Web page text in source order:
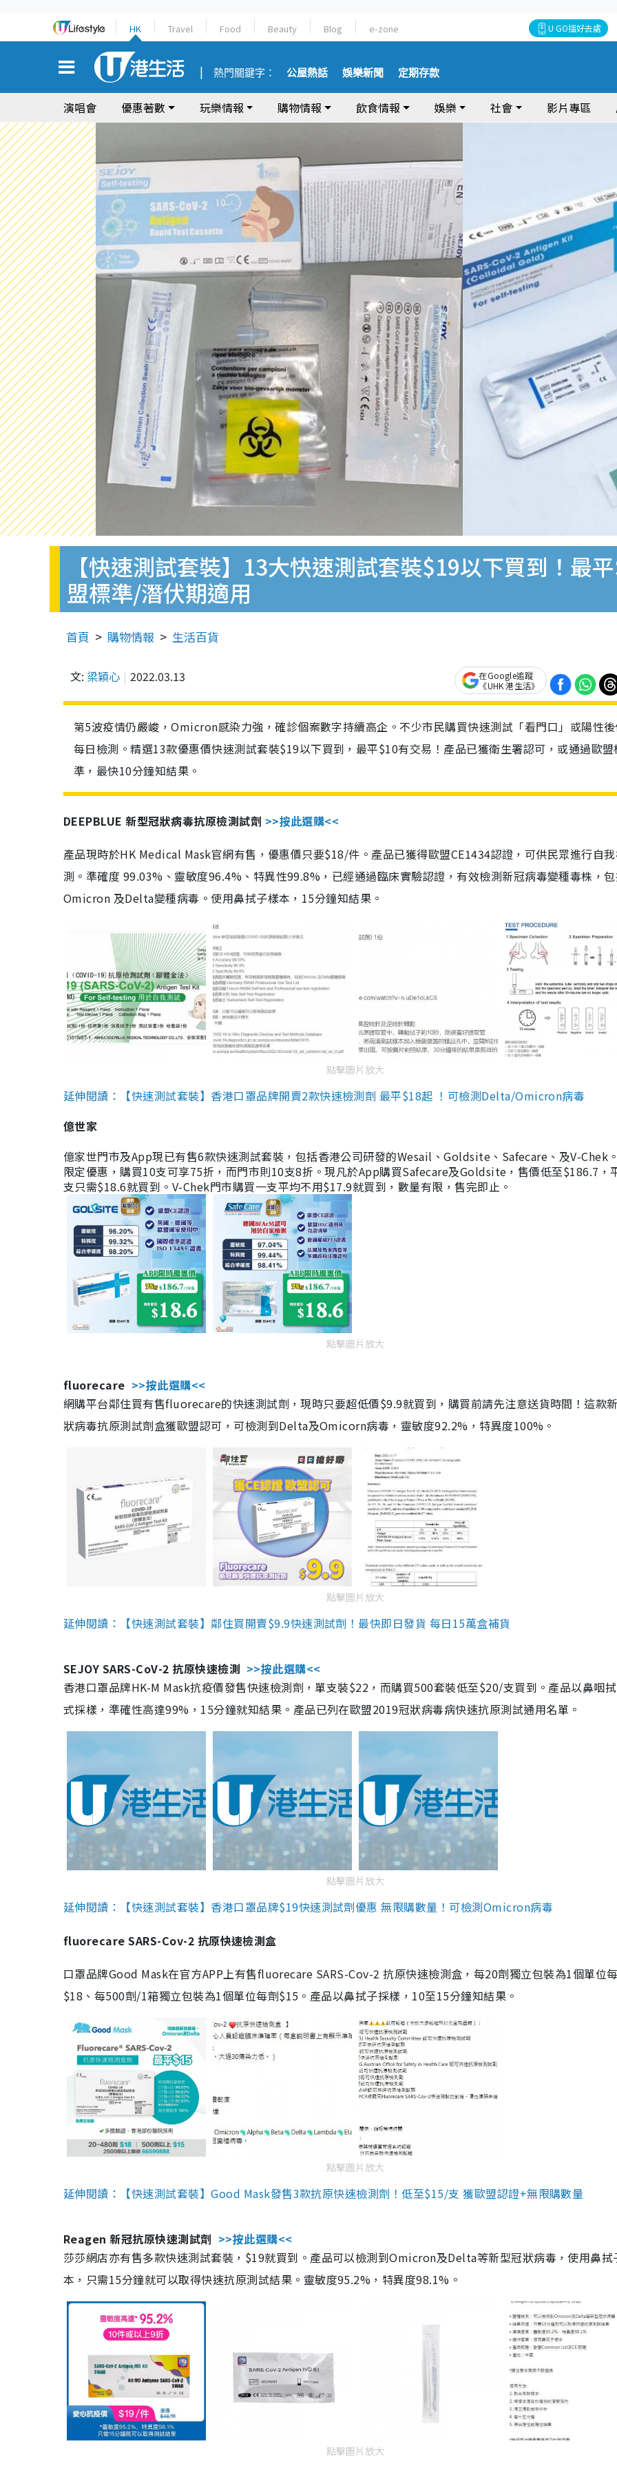
HK Travel Food Beauty Blog e-zone U GO搵好去處
熱門關鍵字： 公屋熱話 娛樂新聞 定期存款
演唱會 優惠著數 玩樂情報 購物情報 飲食情報 娛樂 社會 影片專區
【快速測試套裝】13大快速測試套裝$19以下買到！最
盟標準/潛伏期適用
首頁 購物情報 生活百貨
文: 梁穎心 2022.03.13
在Google追蹤
《UHK 港生活》
第5波疫情仍嚴峻，Omicron感染力強，確診個案數字持續高企。不少市民購買快速測試「看門口」或陽性
每日檢測。精選13款優惠價快速測試套裝$19以下買到，最平$10有交易！產品已獲衛生署認可，或通過歐盟
準，最快10分鐘知結果。
DEEPBLUE 新型冠狀病毒抗原檢測試劑 >>按此選購<<
產品現時於HK Medical Mask官網有售，優惠價只要$18/件。產品已獲得歐盟CE1434認證，可供民眾進行自
測。準確度 99.03%、靈敏度96.4%、特異性99.8%，已經通過臨床實驗認證，有效檢測新冠病毒變種毒株，
Omicron 及Delta變種病毒。使用鼻拭子樣本，15分鐘知結果。
點擊圖片放大
延伸閱讀：【快速測試套裝】香港口罩品牌開賣2款快速檢測劑 最平$18起 ！可檢測Delta/Omicron病毒
億世家
億家世門市及App現已有售6款快速測試套裝，包括香港公司研發的Wesail、Goldsite、Safecare、及V-Chek
限定優惠，購買10支可享75折，而門市則10支8折。現凡於App購買Safecare及Goldsite，售價低至$186.7，
支只需$18.6就買到。V-Chek門市購買一支平均不用$17.9就買到，數量有限，售完即止。
點擊圖片放大
fluorecare >>按此選購<<
網購平台鄰住買有售fluorecare的快速測試劑，現時只要超低價$9.9就買到，購買前請先注意送貨時間！這款
狀病毒抗原測試劑盒獲歐盟認可，可檢測到Delta及Omicorn病毒，靈敏度92.2%，特異度100%。
點擊圖片放大
延伸閱讀：【快速測試套裝】鄰住買開賣$9.9快速測試劑！最快即日發貨 每日15萬盒補貨
SEJOY SARS-CoV-2 抗原快速檢測 >>按此選購<<
香港口罩品牌HK-M Mask抗疫價發售快速檢測劑，單支裝$22，而購買500套裝低至$20/支買到。產品以鼻咽
式採樣，準確性高達99%，15分鐘就知結果。產品已列在歐盟2019冠狀病毒病快速抗原測試通用名單。
點擊圖片放大
延伸閱讀：【快速測試套裝】香港口罩品牌$19快速測試劑優惠 無限購數量！可檢測Omicron病毒
fluorecare SARS-Cov-2 抗原快速檢測盒
口罩品牌Good Mask在官方APP上有售fluorecare SARS-Cov-2 抗原快速檢測盒，每20劑獨立包裝為1個單位
$18、每500劑/1箱獨立包裝為1個單位每劑$15。產品以鼻拭子採樣，10至15分鐘知結果。
點擊圖片放大
延伸閱讀：【快速測試套裝】Good Mask發售3款抗原快速檢測劑！低至$15/支 獲歐盟認證+無限購數量
Reagen 新冠抗原快速測試劑 >>按此選購<<
莎莎網店亦有售多款快速測試套裝，$19就買到。產品可以檢測到Omicron及Delta等新型冠狀病毒，使用鼻拭
本，只需15分鐘就可以取得快速抗原測試結果。靈敏度95.2%，特異度98.1%。
點擊圖片放大